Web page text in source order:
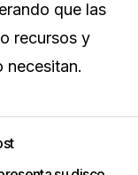
que las
recursos y
necesitan.